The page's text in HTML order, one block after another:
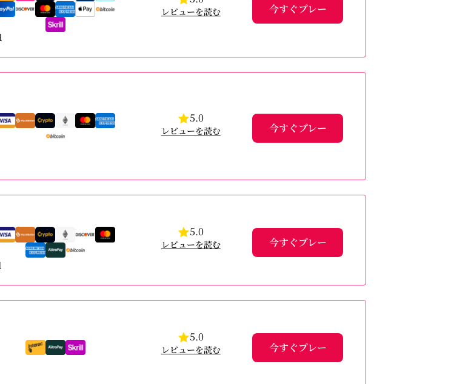
レビューを読む 今すぐプレー
5.0
レビューを読む 今すぐプレー
5.0
レビューを読む 今すぐプレー
5.0
レビューを読む 今すぐプレー